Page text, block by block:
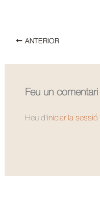
ANTERIOR
Feu un comentari
Heu d'iniciar la sessió